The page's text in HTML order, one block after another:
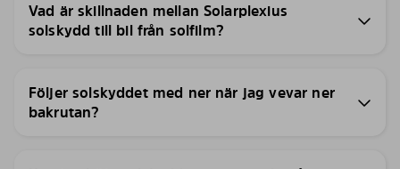
Vad är skillnaden mellan Solarplexius
solskydd till bil från solfilm?
Följer solskyddet med ner när jag vevar ner
bakrutan?